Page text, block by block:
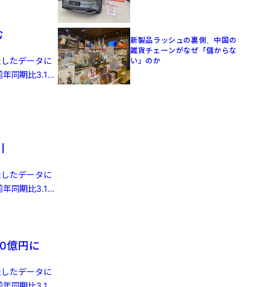
たデータに
同期比3.1%
たデータに
同期比3.1%
億円に
たデータに
新製品ラッシュの裏側、中国の
雑貨チェーンがなぜ「儲からな
い」のか